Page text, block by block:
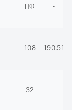
НФ -
108 190.51
32 -